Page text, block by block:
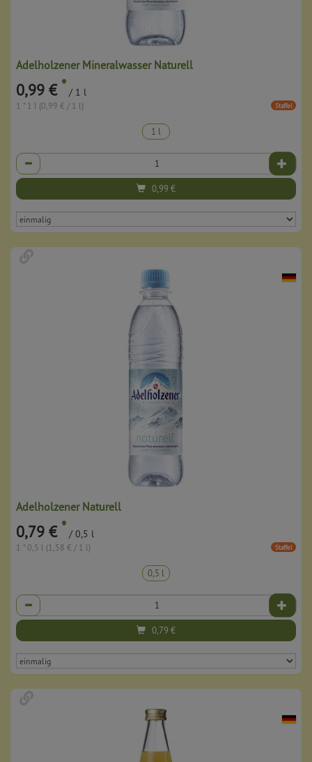
Adelholzener Mineralwasser Naturell
0,99 € * / 1 l
1 * 1 l (0,99 € / 1 l) Staffel
1 l
Anzahl
0,99€
Adelholzener Naturell
0,79 € * / 0,5 l
1 * 0,5 l (1,58 € / 1 l) Staffel
0,5 l
Anzahl
0,79€